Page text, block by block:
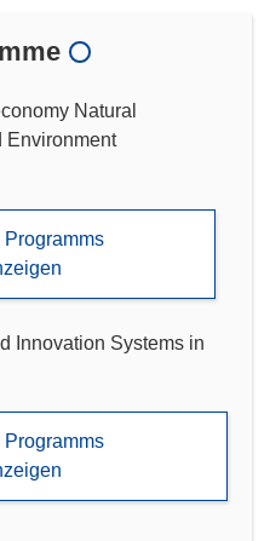
Natural
Environment
Innovation Systems in